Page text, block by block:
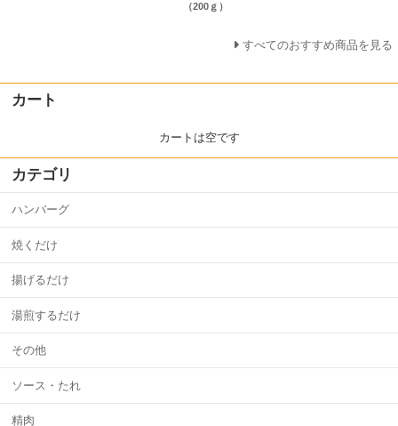
（200ｇ）
すべてのおすすめ商品を見る
カート
カートは空です
カテゴリ
ハンバーグ
焼くだけ
揚げるだけ
湯煎するだけ
その他
ソース・たれ
精肉